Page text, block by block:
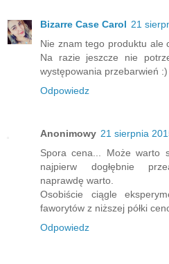
Bizarre Case Carol 21
Nie znam tego produktu ale
Na razie jeszcze nie
występowania przebarwień :)
Odpowiedz
Anonimowy 21 sierpnia
Spora cena... Może warto
najpierw dogłębnie
naprawdę warto.
Osobiście ciągle
faworytów z niższej półki
Odpowiedz